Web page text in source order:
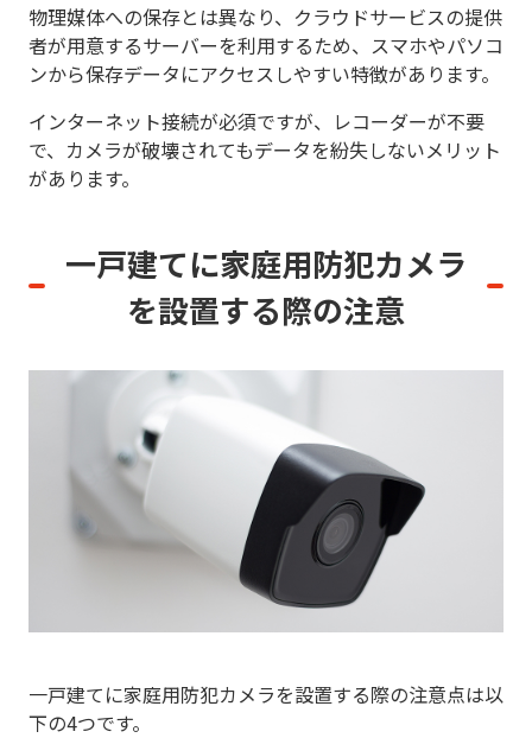
物理媒体への保存とは異なり、クラウドサービスの提供
者が用意するサーバーを利用するため、スマホやパソコ
ンから保存データにアクセスしやすい特徴があります。
インターネット接続が必須ですが、レコーダーが不要
で、カメラが破壊されてもデータを紛失しないメリット
があります。
一戸建てに家庭用防犯カメラ
を設置する際の注意
一戸建てに家庭用防犯カメラを設置する際の注意点は以
下の4つです。